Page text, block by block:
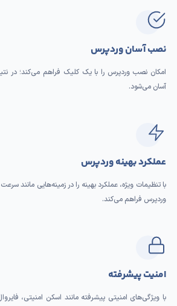
نصب آسان وردپرس
امکان نصب وردپرس را با یک کلیک فراهم می‌کند؛ در
آسان می‌شود.
عملکرد بهینه وردپرس
با تنظیمات ویژه، عملکرد بهینه را در زمینه‌هایی مانند
وردپرس فراهم می‌کند.
امنیت پیشرفته
با ویژگی‌های امنیتی پیشرفته مانند اسکن امنیتی،